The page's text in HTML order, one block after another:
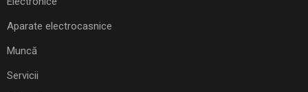
Aparate electrocasnice
Muncă
Servicii